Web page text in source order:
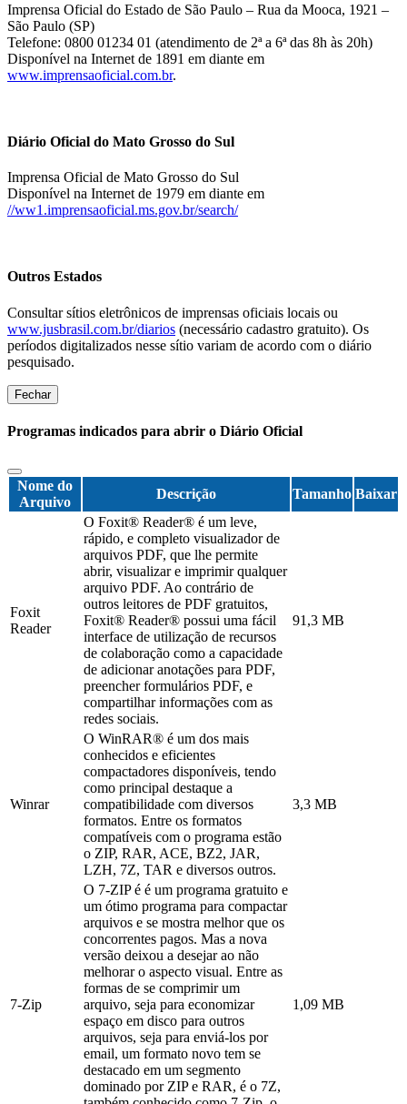
Imprensa Oficial do Estado de São Paulo – Rua da Mooca, 1921 –
São Paulo (SP)
Telefone: 0800 01234 01 (atendimento de 2ª a 6ª das 8h às 20h)
Disponível na Internet de 1891 em diante em
www.imprensaoficial.com.br.
Diário Oficial do Mato Grosso do Sul
Imprensa Oficial de Mato Grosso do Sul
Disponível na Internet de 1979 em diante em
//ww1.imprensaoficial.ms.gov.br/search/
Outros Estados
Consultar sítios eletrônicos de imprensas oficiais locais ou
www.jusbrasil.com.br/diarios (necessário cadastro gratuito). Os
períodos digitalizados nesse sítio variam de acordo com o diário
pesquisado.
Fechar
Programas indicados para abrir o Diário Oficial
Nome do
Arquivo
Descrição Tamanho Baixar
Foxit
Reader
O Foxit® Reader® é um leve,
rápido, e completo visualizador de
arquivos PDF, que lhe permite
abrir, visualizar e imprimir qualquer
arquivo PDF. Ao contrário de
outros leitores de PDF gratuitos,
Foxit® Reader® possui uma fácil
interface de utilização de recursos
de colaboração como a capacidade
de adicionar anotações para PDF,
preencher formulários PDF, e
compartilhar informações com as
redes sociais.
91,3 MB
Winrar
O WinRAR® é um dos mais
conhecidos e eficientes
compactadores disponíveis, tendo
como principal destaque a
compatibilidade com diversos
formatos. Entre os formatos
compatíveis com o programa estão
o ZIP, RAR, ACE, BZ2, JAR,
LZH, 7Z, TAR e diversos outros.
3,3 MB
7-Zip
O 7-ZIP é é um programa gratuito e
um ótimo programa para compactar
arquivos e se mostra melhor que os
concorrentes pagos. Mas a nova
versão deixou a desejar ao não
melhorar o aspecto visual. Entre as
formas de se comprimir um
arquivo, seja para economizar
espaço em disco para outros
arquivos, seja para enviá-los por
email, um formato novo tem se
destacado em um segmento
dominado por ZIP e RAR, é o 7Z,
1,09 MB